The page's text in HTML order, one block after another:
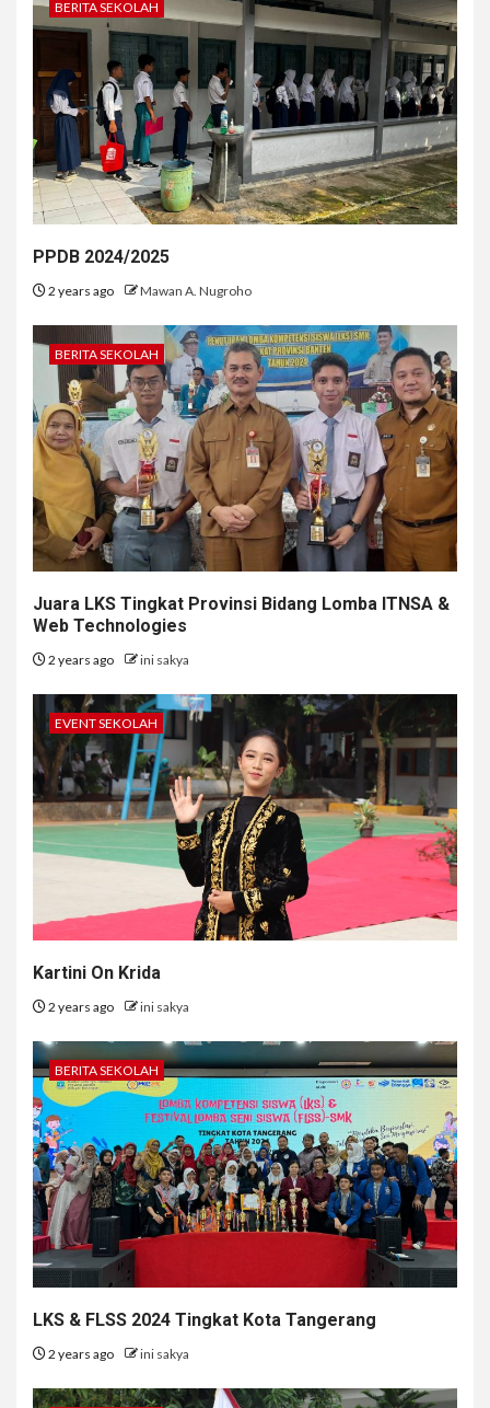
BERITA SEKOLAH
PPDB 2024/2025
2 years ago Mawan A. Nugroho
BERITA SEKOLAH
Juara LKS Tingkat Provinsi Bidang Lomba ITNSA &
Web Technologies
2 years ago ini sakya
EVENT SEKOLAH
Kartini On Krida
2 years ago ini sakya
BERITA SEKOLAH
LKS & FLSS 2024 Tingkat Kota Tangerang
2 years ago ini sakya